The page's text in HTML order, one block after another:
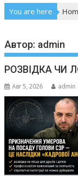
You are here
Автор: admin
РОЗВІДКА ЧИ
Авг 5, 2026 admin